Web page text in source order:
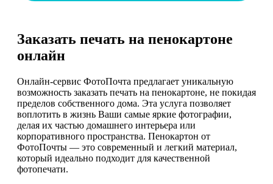
Заказать печать на пенокартоне
онлайн
Онлайн-сервис ФотоПочта предлагает уникальную
возможность заказать печать на пенокартоне, не покидая
пределов собственного дома. Эта услуга позволяет
воплотить в жизнь Ваши самые яркие фотографии,
делая их частью домашнего интерьера или
корпоративного пространства. Пенокартон от
ФотоПочты — это современный и легкий материал,
который идеально подходит для качественной
фотопечати.